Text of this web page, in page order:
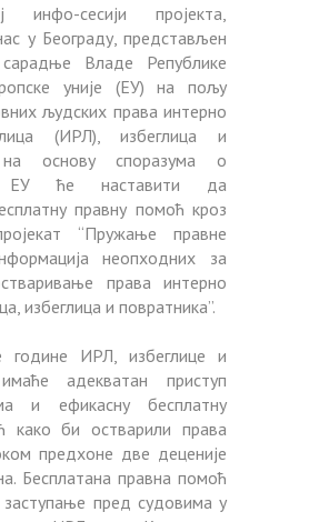
сесији пројекта,
у Београду, представљен
Владе Републике
уније (ЕУ) на пољу
људских права интерно
(ИРЛ), избеглица и
на основу споразума о
ЕУ ће наставити да
правну помоћ кроз
“Пружање правне
неопходних за
права интерно
избеглица и повратника”.
године ИРЛ, избеглице и
адекватан приступ
и ефикасну бесплатну
како би остварили права
предхоне две деценије
Бесплатана правна помоћ
пред судовима у